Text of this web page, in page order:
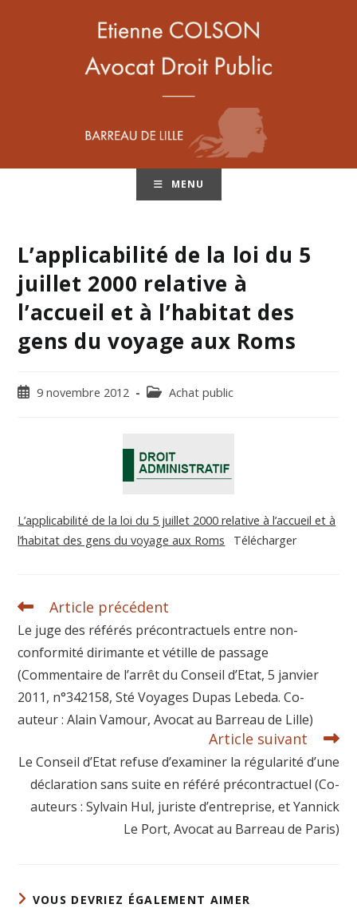
MENU
L’applicabilité de la loi du 5
juillet 2000 relative à
l’accueil et à l’habitat des
gens du voyage aux Roms
9 novembre 2012 Achat public
L’applicabilité de la loi du 5 juillet 2000 relative à l’accueil et à
l’habitat des gens du voyage aux Roms
Télécharger
Article précédent
Le juge des référés précontractuels entre non-
conformité dirimante et vétille de passage
(Commentaire de l’arrêt du Conseil d’Etat, 5 janvier
2011, n°342158, Sté Voyages Dupas Lebeda. Co-
auteur : Alain Vamour, Avocat au Barreau de Lille)
Article suivant
Le Conseil d’Etat refuse d’examiner la régularité d’une
déclaration sans suite en référé précontractuel (Co-
auteurs : Sylvain Hul, juriste d’entreprise, et Yannick
Le Port, Avocat au Barreau de Paris)
VOUS DEVRIEZ ÉGALEMENT AIMER